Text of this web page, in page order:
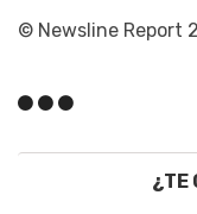
© Newsline Report
¿TE